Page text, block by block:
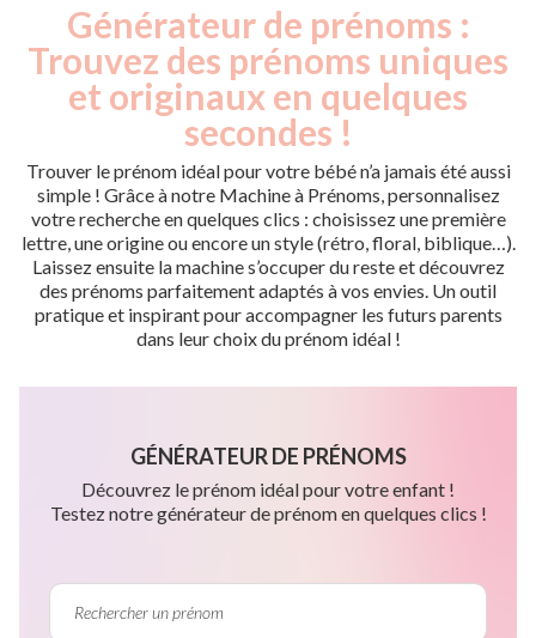
Générateur de prénoms :
Trouvez des prénoms uniques
et originaux en quelques
secondes !
Trouver le prénom idéal pour votre bébé n’a jamais été aussi
simple ! Grâce à notre Machine à Prénoms, personnalisez
votre recherche en quelques clics : choisissez une première
lettre, une origine ou encore un style (rétro, floral, biblique…).
Laissez ensuite la machine s’occuper du reste et découvrez
des prénoms parfaitement adaptés à vos envies. Un outil
pratique et inspirant pour accompagner les futurs parents
dans leur choix du prénom idéal !
GÉNÉRATEUR DE PRÉNOMS
Découvrez le prénom idéal pour votre enfant !
Testez notre générateur de prénom en quelques clics !